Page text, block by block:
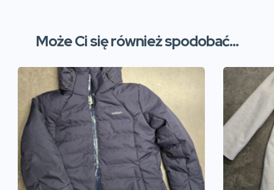
Może Ci się również spodobać...